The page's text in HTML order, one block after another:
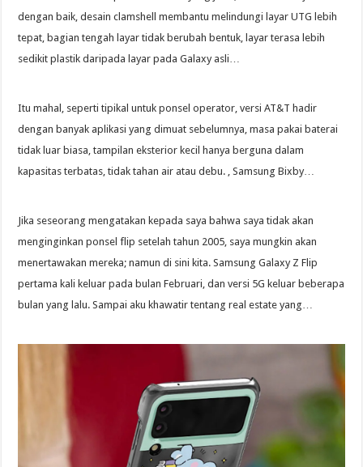
dengan baik, desain clamshell membantu melindungi layar UTG lebih
tepat, bagian tengah layar tidak berubah bentuk, layar terasa lebih
sedikit plastik daripada layar pada Galaxy asli…
Itu mahal, seperti tipikal untuk ponsel operator, versi AT&T hadir
dengan banyak aplikasi yang dimuat sebelumnya, masa pakai baterai
tidak luar biasa, tampilan eksterior kecil hanya berguna dalam
kapasitas terbatas, tidak tahan air atau debu. , Samsung Bixby…
Jika seseorang mengatakan kepada saya bahwa saya tidak akan
menginginkan ponsel flip setelah tahun 2005, saya mungkin akan
menertawakan mereka; namun di sini kita. Samsung Galaxy Z Flip
pertama kali keluar pada bulan Februari, dan versi 5G keluar beberapa
bulan yang lalu. Sampai aku khawatir tentang real estate yang…